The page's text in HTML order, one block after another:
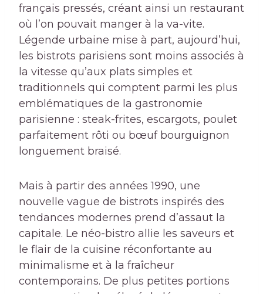
français pressés, créant ainsi un restaurant
où l’on pouvait manger à la va-vite.
Légende urbaine mise à part, aujourd’hui,
les bistrots parisiens sont moins associés à
la vitesse qu’aux plats simples et
traditionnels qui comptent parmi les plus
emblématiques de la gastronomie
parisienne : steak-frites, escargots, poulet
parfaitement rôti ou bœuf bourguignon
longuement braisé.
Mais à partir des années 1990, une
nouvelle vague de bistrots inspirés des
tendances modernes prend d’assaut la
capitale. Le néo-bistro allie les saveurs et
le flair de la cuisine réconfortante au
minimalisme et à la fraîcheur
contemporains. De plus petites portions